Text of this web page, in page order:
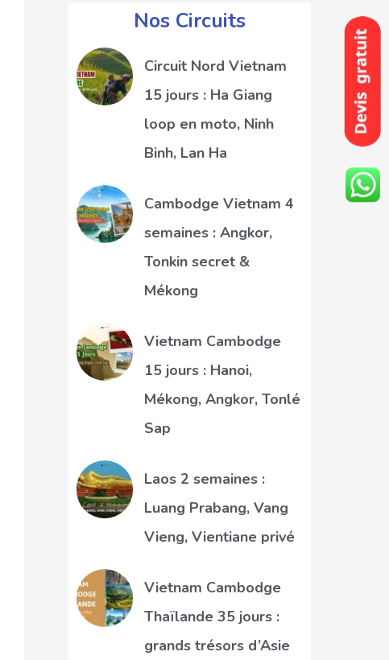
Nos Circuits
Circuit Nord Vietnam
15 jours : Ha Giang
loop en moto, Ninh
Binh, Lan Ha
Cambodge Vietnam 4
semaines : Angkor,
Tonkin secret &
Mékong
Vietnam Cambodge
15 jours : Hanoi,
Mékong, Angkor, Tonlé
Sap
Laos 2 semaines :
Luang Prabang, Vang
Vieng, Vientiane privé
Vietnam Cambodge
Thaïlande 35 jours :
grands trésors d’Asie